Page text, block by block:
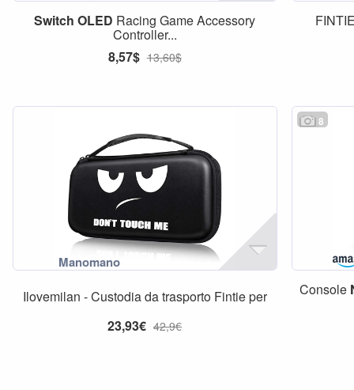
Switch OLED Racing Game Accessory
Controller...
8,57$ 13,60$
Ilovemilan - Custodia da trasporto Fintie per
23,93€ 42,9€
8
Console